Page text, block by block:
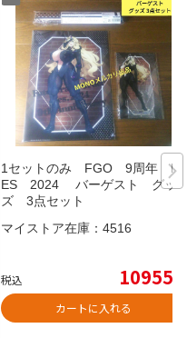
1セットのみ FGO 9周年 F
ES 2024 バーゲスト グッ
ズ 3点セット
マイストア在庫： 4516
税込 10955
カートに入れる